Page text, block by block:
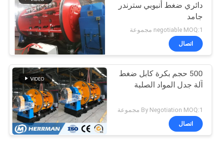
اطلب
اقتباس
خريطة
الموقع
PRIVACY
POLICY
آلة بثق الكابلات
24
30
دائري ضغط أنبوبي سترندر
جامد
negotiable MOQ:1 مجموعة
اتصال
500 حجم بكرة كابل ضغط
آلة جدل المواد الصلبة
By Negotiation MOQ:1 مجموعة
اتصال